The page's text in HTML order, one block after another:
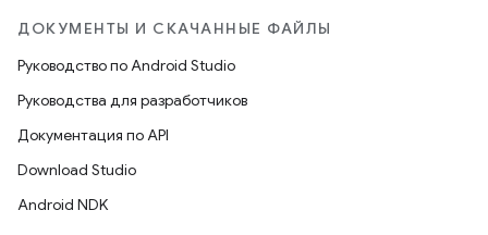
ДОКУМЕНТЫ И СКАЧАННЫЕ ФАЙЛЫ
Руководство по Android Studio
Руководства для разработчиков
Документация по API
Download Studio
Android NDK